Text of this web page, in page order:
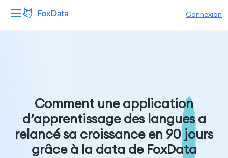
Connexion
Ressources
Comment une application
d’apprentissage des langues a
relancé sa croissance en 90 jours
grâce à la data de FoxData